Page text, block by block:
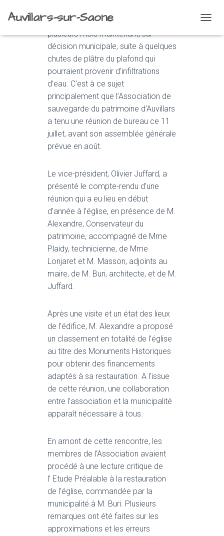
Auvillars-sur-Saone
U
Notre église est fermée depuis
plusieurs mois maintenant, sur
décision municipale, suite à quelques
chutes de plâtre du plafond qui
pourraient provenir d’infiltrations
d’eau. C’est à ce sujet
principalement que l’Association de
sauvegarde du patrimoine d’Auvillars
a tenu une réunion de bureau ce 11
juillet, avant son assemblée générale
prévue en août.
Le vice-président, Olivier Juffard, a
présenté le compte-rendu d’une
réunion qui a eu lieu en début
d’année à l’église, en présence de M.
Alexandre, Conservateur du
patrimoine, accompagné de Mme
Plaidy, technicienne, de Mme
Lonjaret et M. Masson, adjoints au
maire, de M. Buri, architecte, et de M.
Juffard.
Après une visite et un état des lieux
de l’édifice, M. Alexandre a proposé
un classement en totalité de l’église
au titre des Monuments Historiques
pour obtenir des financements
adaptés à sa restauration. A l’issue
de cette réunion, une collaboration
entre l’association et la municipalité
apparaît nécessaire à tous.
En amont de cette rencontre, les
membres de l’Association avaient
procédé à une lecture critique de
l’ Etude Préalable à la restauration
de l’église, commandée par la
municipalité à M. Buri. Plusieurs
remarques ont été faites sur les
approximations et les erreurs